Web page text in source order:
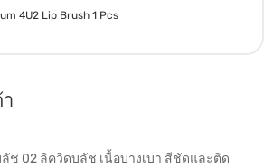
4U2 Lip Brush 1 Pcs
ช 02 ลิควิดบลัช เนื้อบางเบา สีชัดและติด